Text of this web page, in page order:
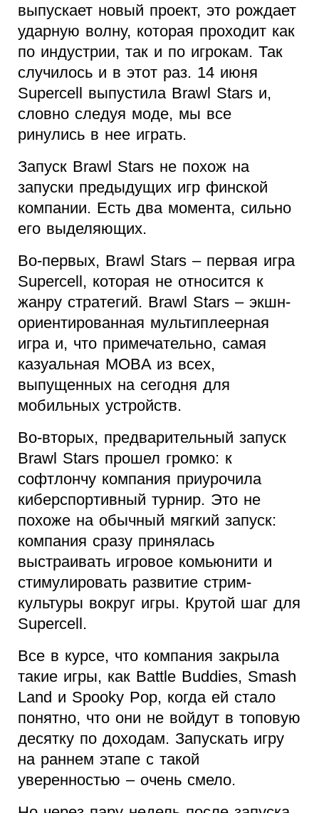
выпускает новый проект, это рождает
ударную волну, которая проходит как
по индустрии, так и по игрокам. Так
случилось и в этот раз. 14 июня
Supercell выпустила Brawl Stars и,
словно следуя моде, мы все
ринулись в нее играть.
Запуск Brawl Stars не похож на
запуски предыдущих игр финской
компании. Есть два момента, сильно
его выделяющих.
Во-первых, Brawl Stars – первая игра
Supercell, которая не относится к
жанру стратегий. Brawl Stars – экшн-
ориентированная мультиплеерная
игра и, что примечательно, самая
казуальная MOBA из всех,
выпущенных на сегодня для
мобильных устройств.
Во-вторых, предварительный запуск
Brawl Stars прошел громко: к
софтлончу компания приурочила
киберспортивный турнир. Это не
похоже на обычный мягкий запуск:
компания сразу принялась
выстраивать игровое комьюнити и
стимулировать развитие стрим-
культуры вокруг игры. Крутой шаг для
Supercell.
Все в курсе, что компания закрыла
такие игры, как Battle Buddies, Smash
Land и Spooky Pop, когда ей стало
понятно, что они не войдут в топовую
десятку по доходам. Запускать игру
на раннем этапе с такой
уверенностью – очень смело.